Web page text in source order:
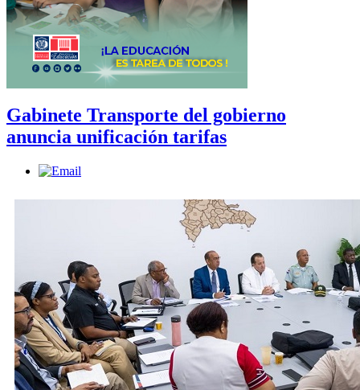
Gabinete Transporte del gobierno
anuncia unificación tarifas